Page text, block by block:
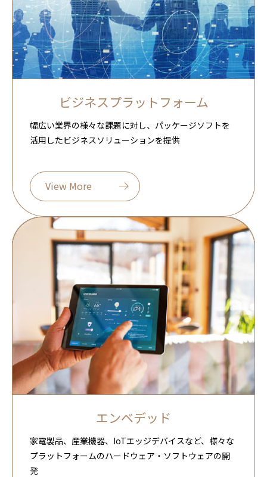
ビジネスプラットフォーム
幅広い業界の様々な課題に対し、パッケージソフトを
活用したビジネスソリューションを提供
View More
エンベデッド
家電製品、産業機器、IoTエッジデバイスなど、様々な
プラットフォームのハードウェア・ソフトウェアの開
発